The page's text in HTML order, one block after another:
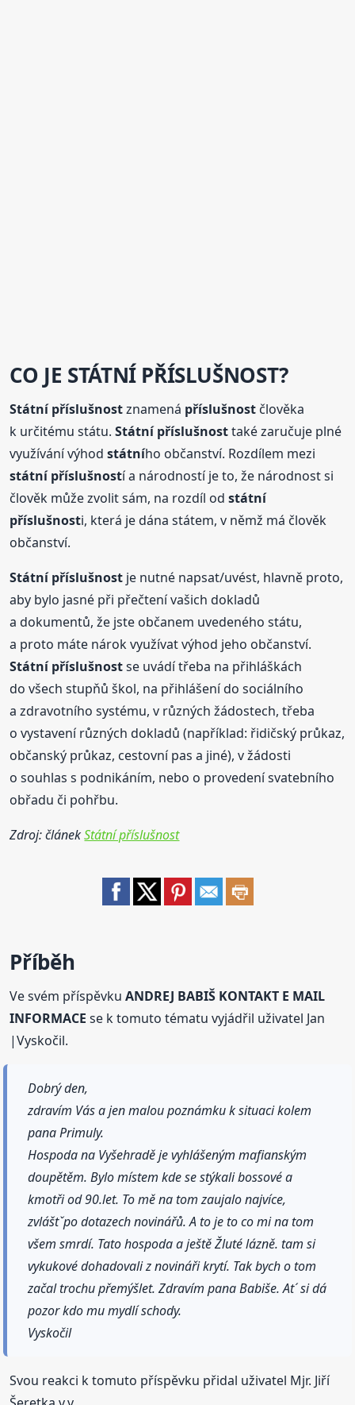
CO JE STÁTNÍ PŘÍSLUŠNOST?
Státní příslušnostznamená příslušnost člověka
k určitému státu.Státní příslušnosttaké zaručuje plné
využívání výhodstátního občanství. Rozdílem mezi
státní příslušností a národností je to, že národnost si
člověk může zvolit sám, na rozdíl odstátní
příslušnosti, která je dána státem, v němž má člověk
občanství.
Státní příslušnost je nutné napsat/uvést, hlavně proto,
aby bylo jasné při přečtení vašich dokladů
a dokumentů, že jste občanem uvedeného státu,
a proto máte nárok využívat výhod jeho občanství.
Státní příslušnostse uvádí třeba na přihláškách
do všech stupňů škol, na přihlášení do sociálního
a zdravotního systému, v různých žádostech, třeba
o vystavení různých dokladů (například: řidičský průkaz,
občanský průkaz, cestovní pas a jiné), v žádosti
o souhlas s podnikáním, nebo o provedení svatebního
obřadu či pohřbu.
Zdroj: článekStátní příslušnost
Příběh
Ve svém příspěvkuANDREJ BABIŠ KONTAKT E MAIL
INFORMACE se k tomuto tématu vyjádřil uživatel Jan
|Vyskočil.
Dobrý den,
zdravím Vás a jen malou poznámku k situaci kolem
pana Primuly.
Hospoda na Vyšehradě je vyhlášeným mafianským
doupětěm. Bylo místem kde se stýkali bossové a
kmotři od 90.let. To mě na tom zaujalo najvíce,
zvláštˇpo dotazech novinářů. A to je to co mi na tom
všem smrdí. Tato hospoda a ještě Žluté lázně. tam si
vykukové dohadovali z novináři krytí. Tak bych o tom
začal trochu přemýšlet. Zdravím pana Babiše. At´ si dá
pozor kdo mu mydlí schody.
Vyskočil
Svou reakci k tomuto příspěvku přidal uživatel Mjr. Jiří